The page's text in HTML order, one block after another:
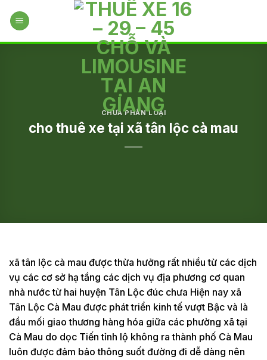
CHƯA PHÂN LOẠI
cho thuê xe tại xã tân lộc cà mau
xã tân lộc cà mau được thừa hưởng rất nhiều từ các dịch
vụ các cơ sở hạ tầng các dịch vụ địa phương cơ quan
nhà nước từ hai huyện Tân Lộc đúc chưa Hiện nay xã
Tân Lộc Cà Mau được phát triển kinh tế vượt Bậc và là
đầu mối giao thương hàng hóa giữa các phường xã tại
Cà Mau do dọc Tiến tỉnh lộ không ra thành phố Cà Mau
luôn được đảm bảo thông suốt đường đi dễ dàng nên